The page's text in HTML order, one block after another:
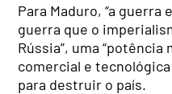
Para Maduro, “a
guerra que o
Rússia”, uma
comercial e
para destruir o país.